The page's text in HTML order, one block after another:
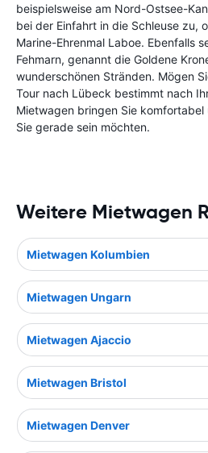
beispielsweise am Nord-Ostsee-
bei der Einfahrt in die Schleuse zu,
Marine-Ehrenmal Laboe. Ebenfalls
Fehmarn, genannt die Goldene
wunderschönen Stränden. Mögen
Tour nach Lübeck bestimmt nach
Mietwagen bringen Sie
Sie gerade sein möchten.
Weitere Mietwagen
Mietwagen Kolumbien
Mietwagen Ungarn
Mietwagen Ajaccio
Mietwagen Bristol
Mietwagen Denver